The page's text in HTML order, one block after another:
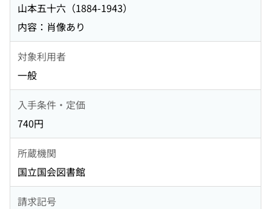
山本五十六（1884-1943）
内容：肖像あり
対象利用者
一般
入手条件・定価
740円
所蔵機関
国立国会図書館
請求記号